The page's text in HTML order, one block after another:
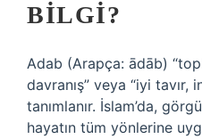
BILGI?
Adab (Arapça: ādāb)
davranış” veya “iyi tavır,
tanımlanır. İslam’da,
hayatın tüm yönlerine